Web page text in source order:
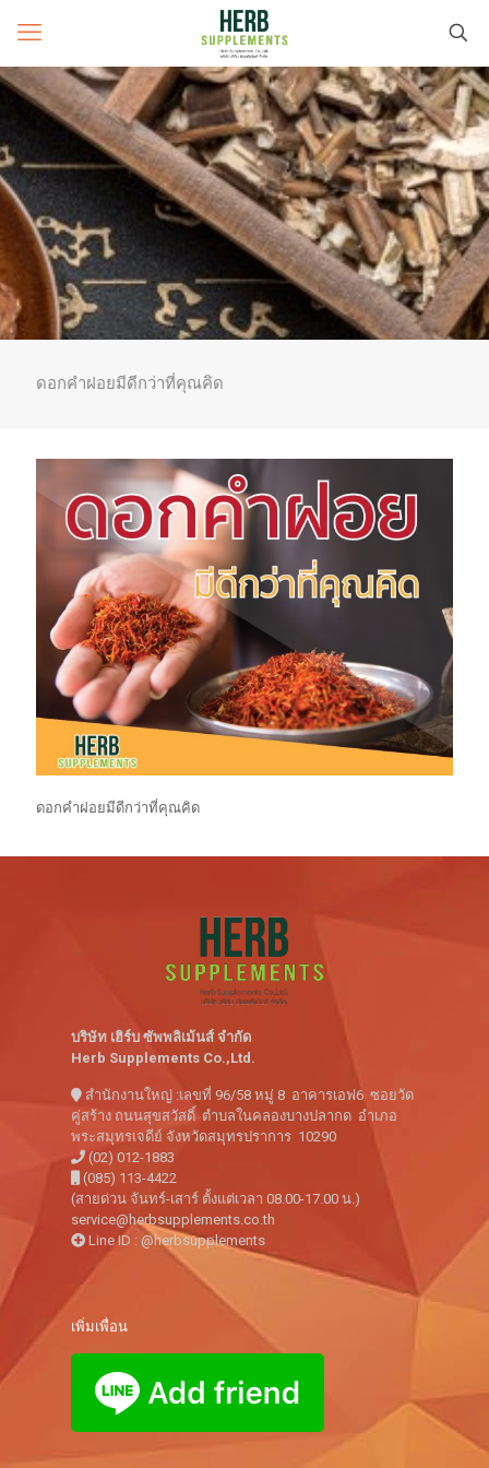
ดอกคำฝอยมีดีกว่าที่คุณคิด
ดอกคำฝอยมีดีกว่าที่คุณคิด
บริษัท เฮิร์บ ซัพพลิเม้นส์ จำกัด
Herb Supplements Co.,Ltd.
สำนักงานใหญ่ :เลขที่ 96/58 หมู่ 8 อาคารเอฟ6 ซอยวัด
คู่สร้าง ถนนสุขสวัสดิ์ ตำบลในคลองบางปลากด อำเภอ
พระสมุทรเจดีย์ จังหวัดสมุทรปราการ 10290
(02) 012-1883
(085) 113-4422
(สายด่วน จันทร์-เสาร์ ตั้งแต่เวลา 08.00-17.00 น.)
service@herbsupplements.co.th
Line ID : @herbsupplements
เพิ่มเพื่อน